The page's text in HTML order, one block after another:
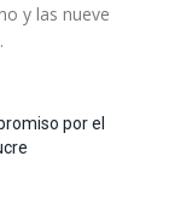
y las nueve
por el